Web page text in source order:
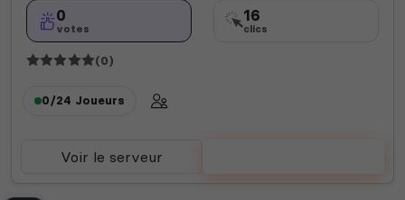
0
votes
16
clics
(0)
0/24 Joueurs
Voir le serveur